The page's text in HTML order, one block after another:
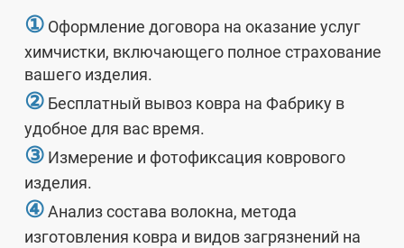
① Оформление договора на оказание услуг
химчистки, включающего полное страхование
вашего изделия.
② Бесплатный вывоз ковра на Фабрику в
удобное для вас время.
③ Измерение и фотофиксация коврового
изделия.
④Анализ состава волокна, метода
изготовления ковра и видов загрязнений на